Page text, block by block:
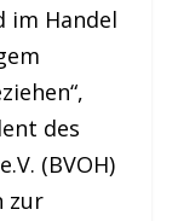
im Handel
des
(BVOH)
zur